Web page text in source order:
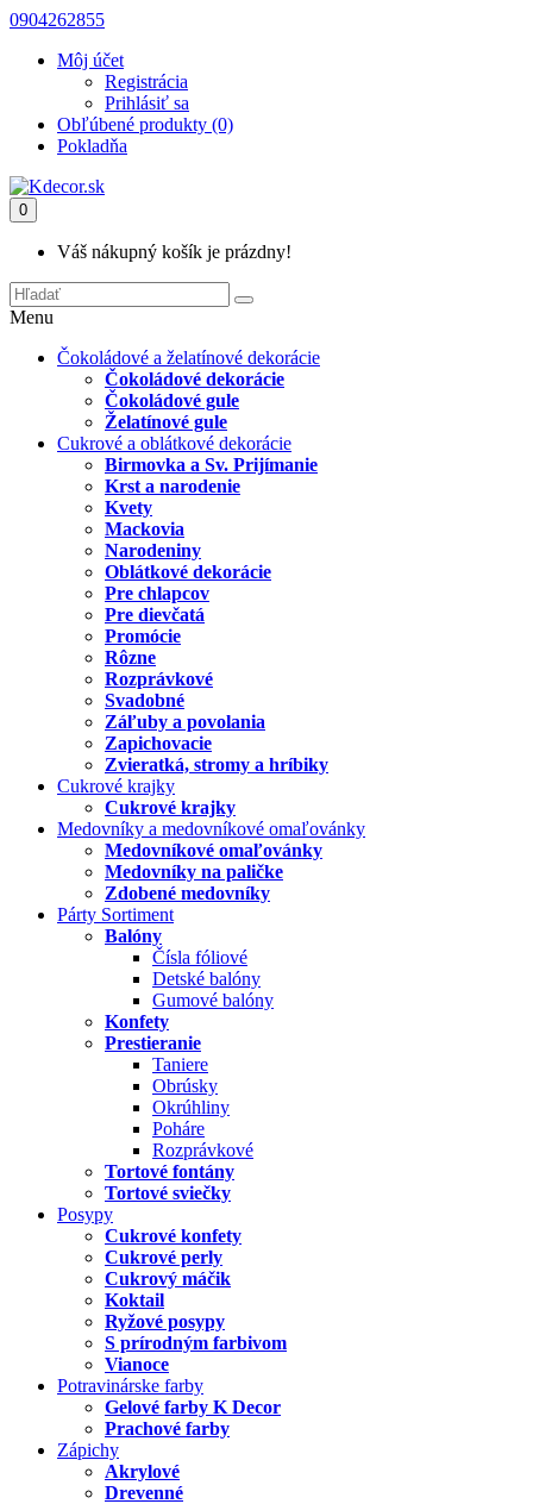
0904262855
Môj účet
Registrácia
Prihlásiť sa
Obľúbené produkty (0)
Pokladňa
0
Váš nákupný košík je prázdny!
Menu
Čokoládové a želatínové dekorácie
Čokoládové dekorácie
Čokoládové gule
Želatínové gule
Cukrové a oblátkové dekorácie
Birmovka a Sv. Prijímanie
Krst a narodenie
Kvety
Mackovia
Narodeniny
Oblátkové dekorácie
Pre chlapcov
Pre dievčatá
Promócie
Rôzne
Rozprávkové
Svadobné
Záľuby a povolania
Zapichovacie
Zvieratká, stromy a hríbiky
Cukrové krajky
Cukrové krajky
Medovníky a medovníkové omaľovánky
Medovníkové omaľovánky
Medovníky na paličke
Zdobené medovníky
Párty Sortiment
Balóny
Čísla fóliové
Detské balóny
Gumové balóny
Konfety
Prestieranie
Taniere
Obrúsky
Okrúhliny
Poháre
Rozprávkové
Tortové fontány
Tortové sviečky
Posypy
Cukrové konfety
Cukrové perly
Cukrový máčik
Koktail
Ryžové posypy
S prírodným farbivom
Vianoce
Potravinárske farby
Gelové farby K Decor
Prachové farby
Zápichy
Akrylové
Drevenné